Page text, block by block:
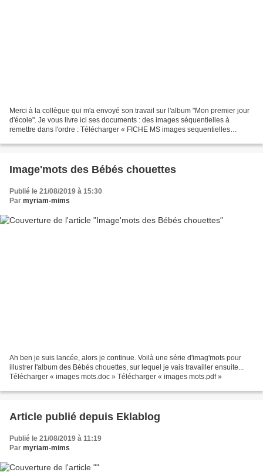
Merci à la collègue qui m'a envoyé son travail sur l'album "Mon premier jour
d'école". Je vous livre ici ses documents : des images séquentielles à
remettre dans l'ordre : Télécharger « FICHE MS images sequentielles
Image'mots des Bébés chouettes
Publié le 21/08/2019 à 15:30
Par myriam-mims
Ah ben je suis lancée, alors je continue. Voilà une série d'imag'mots pour
illustrer l'album des Bébés chouettes, sur lequel je vais travailler ensuite...
Télécharger « images mots.doc » Télécharger « images mots.pdf »
Article publié depuis Eklablog
Publié le 21/08/2019 à 11:19
Par myriam-mims